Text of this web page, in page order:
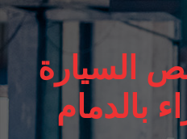
السيارة
بالدمام